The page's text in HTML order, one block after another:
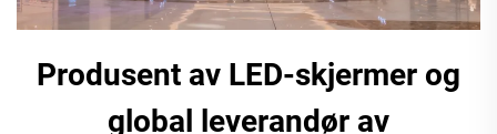
Produsent av LED-skjermer og
global leverandør av